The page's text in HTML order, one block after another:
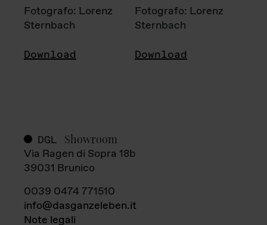
Fotografo: Lorenz
Sternbach
Download
Fotografo: Lorenz
Sternbach
Download
DGL Showroom
Via Ragen di Sopra 18b
39031 Brunico
0039 0474 771510
info@dasganzeleben.it
Note legali